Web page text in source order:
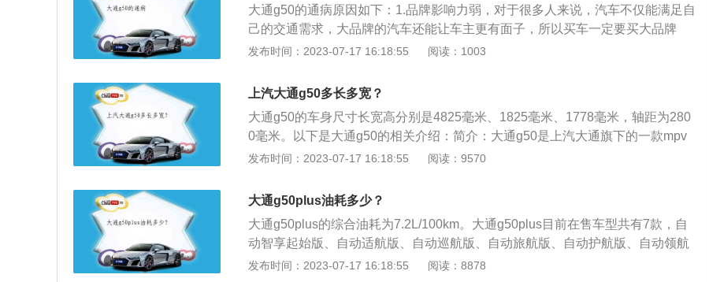
大通g50的通病原因如下：1.品牌影响力弱，对于很多人来说，汽车不仅能满足自
己的交通需求，大品牌的汽车还能让车主更有面子，所以买车一定要买大品牌
的。SAIC大通品牌可能在房车领域有很高的知名度，但是在家用车领域的表现相
2.变速箱有很强的挫败感，SAIC大通G50的所有车型都配备了7档干式双离合变
速箱，这在大众的汽车中会受到挫折。几乎所有人都知道挫折的问题，但蔡斯显
然没能很好地解决这个问题。大通G50在低速行驶时会出现明显的顿挫感，严重
影响用户的驾驶舒适性；3.噪音很大，大通G50在高速行驶时，车内静音表现不
佳，车内可以清晰听到胎噪和风噪。现在一家人在车上聊天是一件辛苦的事情，
安静的；4.城市路段的油耗，SAIC大通G50的NEDC百公里综合油耗为7.2L，而
驾驶车辆时实际油耗在8.0L/100KM以上。如果经常在拥挤的城市道路上跑步，油
耗在8.5到10.0L左右，如果堵车就更费油了。这样的节油性能显然无法满足家庭
发布时间：2023-07-17 16:18:55 阅读：1003
上汽大通g50多长多宽？
大通g50的车身尺寸长宽高分别是4825毫米、1825毫米、1778毫米，轴距为280
0毫米。以下是大通g50的相关介绍：简介：大通g50是上汽大通旗下的一款mpv
车型，这款车可以拉人也可以拉货。动力：大通g50一共使用两款发动机，一款
动机的最大功率为120kw，最大扭矩为230nm，这款发动机的最大功率转速为每
分钟5200转，最大扭矩转速为每分钟1800到4400转。
发布时间：2023-07-17 16:18:55 阅读：9570
大通g50plus油耗多少？
大通g50plus的综合油耗为7.2L/100km。大通g50plus目前在售车型共有7款，自
动智享起始版、自动适航版、自动巡航版、自动旅航版、自动护航版、自动领航
版、自动智享全配版，综合油耗均为7.2L/100km。以上是NEDC综合油耗，是车
发布时间：2023-07-17 16:18:55 阅读：8878